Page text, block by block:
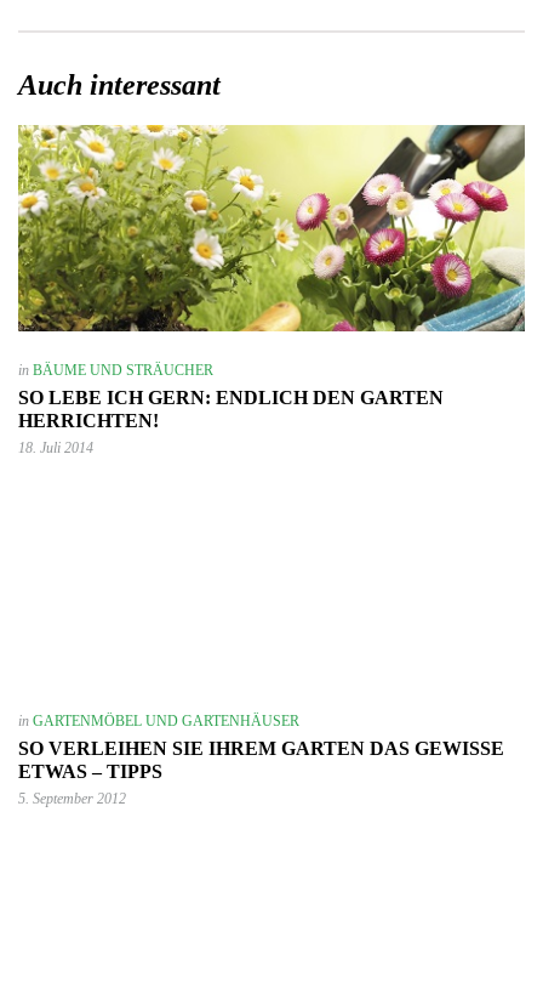
Auch interessant
in BÄUME UND STRÄUCHER
SO LEBE ICH GERN: ENDLICH DEN GARTEN
HERRICHTEN!
18. Juli 2014
in GARTENMÖBEL UND GARTENHÄUSER
SO VERLEIHEN SIE IHREM GARTEN DAS GEWISSE
ETWAS – TIPPS
5. September 2012